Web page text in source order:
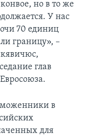
но в то же
У нас
70 единиц
границу», –
глав
в
для